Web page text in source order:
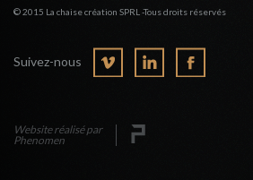
© 2015 La chaise création SPRL -Tous droits réservés
Suivez-nous
Website réalisé par
Phenomen